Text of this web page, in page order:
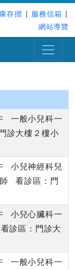
存摺 | 服務信箱 |
網站導覽
一般小兒科一
診大樓２樓小
小兒神經科兒
看診區：門
小兒心臟科一
診區：門診大
一般小兒科一